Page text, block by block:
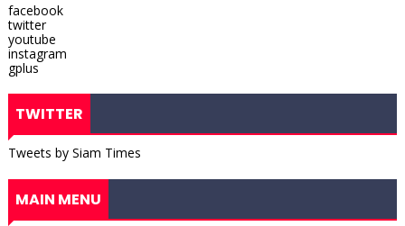
facebook
twitter
youtube
instagram
gplus
TWITTER
Tweets by Siam Times
MAIN MENU